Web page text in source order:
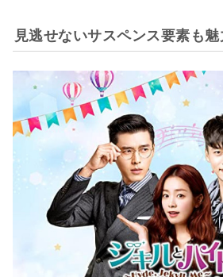
見逃せないサスペンス要素も魅